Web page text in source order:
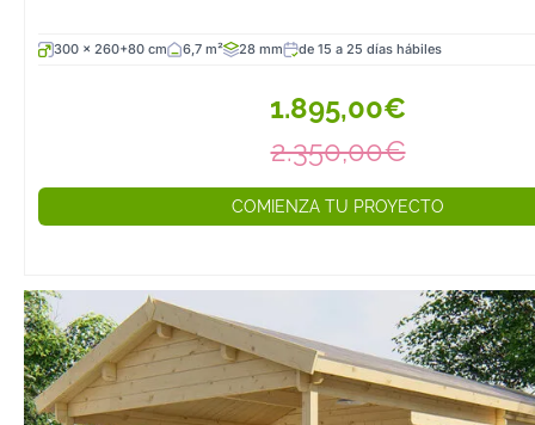
300 x 260+80 cm 6,7 m² 28 mm de 15 a 25 días hábiles
1.895,00€
2.350,00€
COMIENZA TU PROYECTO